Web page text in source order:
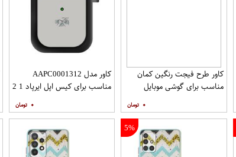
کاور طرح فیجت رنگین کمان
مناسب برای گوشی موبایل
۰
کاور مدل AAPC0001312
مناسب برای کیس اپل ایرپاد 1 2
۰
5%